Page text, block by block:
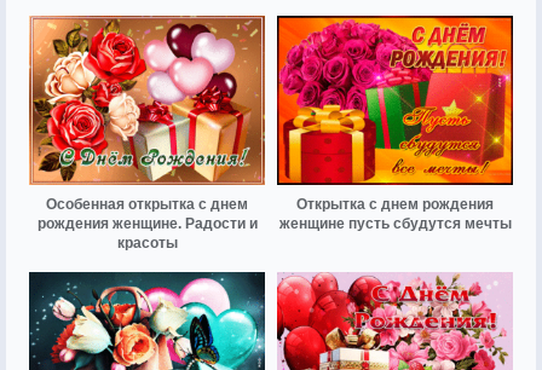
Особенная открытка с днем
рождения женщине. Радости и
красоты
Открытка с днем рождения
женщине пусть сбудутся мечты